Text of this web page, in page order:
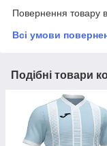
Повернення товару
Всі умови
Подібні товари